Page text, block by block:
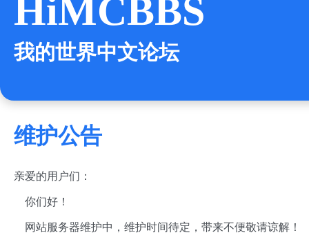
HiMCBBS
我的世界中文论坛
维护公告
亲爱的用户们：
你们好！
网站服务器维护中，维护时间待定，带来不便敬请谅解！